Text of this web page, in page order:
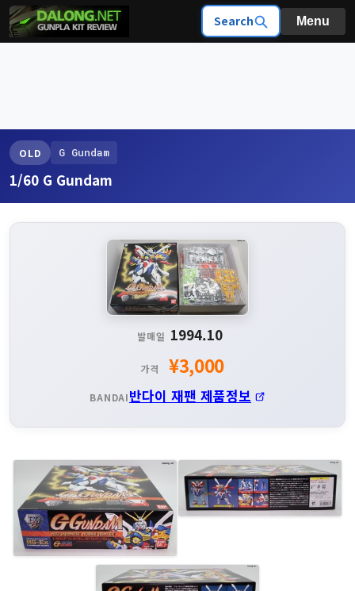
Search Menu
OLD G Gundam
1/60 G Gundam
발매일 1994.10
가격 ¥3,000
BANDAI반다이 재팬 제품정보